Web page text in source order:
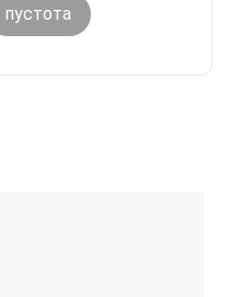
пустота